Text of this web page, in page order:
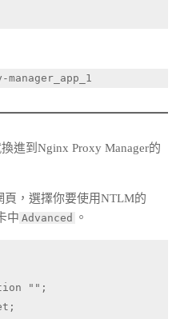
進到Nginx Proxy Manager的
頁，選擇你要使用NTLM的
中 Advanced 。